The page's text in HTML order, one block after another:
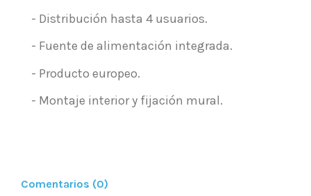
- Distribución hasta 4 usuarios.
- Fuente de alimentación integrada.
- Producto europeo.
- Montaje interior y fijación mural.
Comentarios (0)